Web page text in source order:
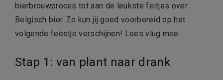
bierbrouwproces tot aan de leukste feitjes over
Belgisch bier. Zo kun jij goed voorbereid op het
volgende feestje verschijnen! Lees vlug mee.
Stap 1: van plant naar drank